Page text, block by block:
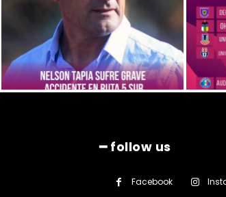
━ follow us
Facebook